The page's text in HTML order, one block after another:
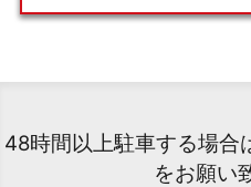
48時間以上駐車する場合
をお願い